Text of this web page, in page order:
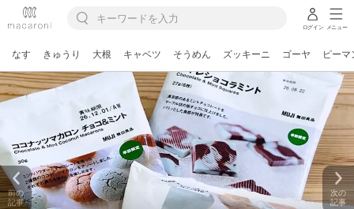
ログイン メニュー
なす きゅうり 大根 キャベツ そうめん ズッキーニ ゴーヤ ピーマ
前の
記事
次の
記事